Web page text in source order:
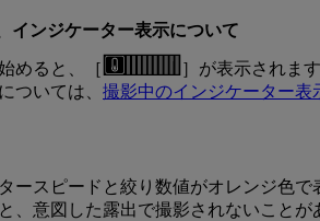
インジケーター表示について
めると、［
］が表示されます
ついては、 撮影中のインジケーター表
ースピードと絞り数値がオレンジ色で
、意図した露出で撮影されないことが